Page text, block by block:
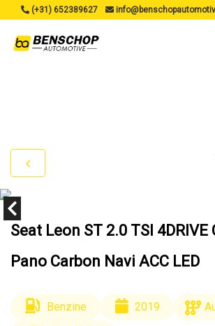
(+31) 652389627
Seat Leon ST 2.0 TSI 4DRIVE
Pano Carbon Navi ACC LED
Benzine 2019